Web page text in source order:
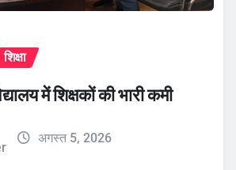
शिक्षा
में शिक्षकों की भारी कमी
अगस्त 5, 2026